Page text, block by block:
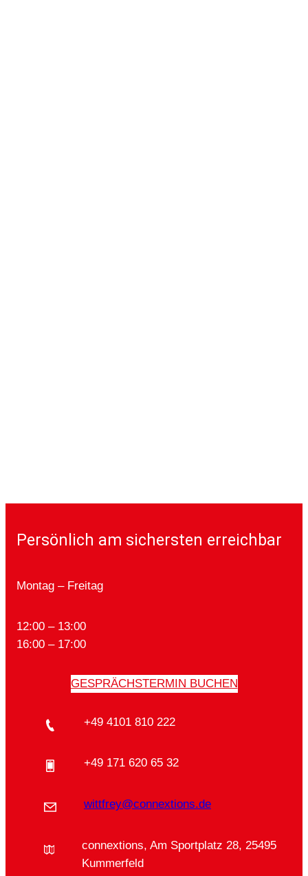
Persönlich am sichersten erreichbar
Montag – Freitag
12:00 – 13:00
16:00 – 17:00
GESPRÄCHSTERMIN BUCHEN
+49 4101 810 222
+49 171 620 65 32
wittfrey@connextions.de
connextions, Am Sportplatz 28, 25495
Kummerfeld